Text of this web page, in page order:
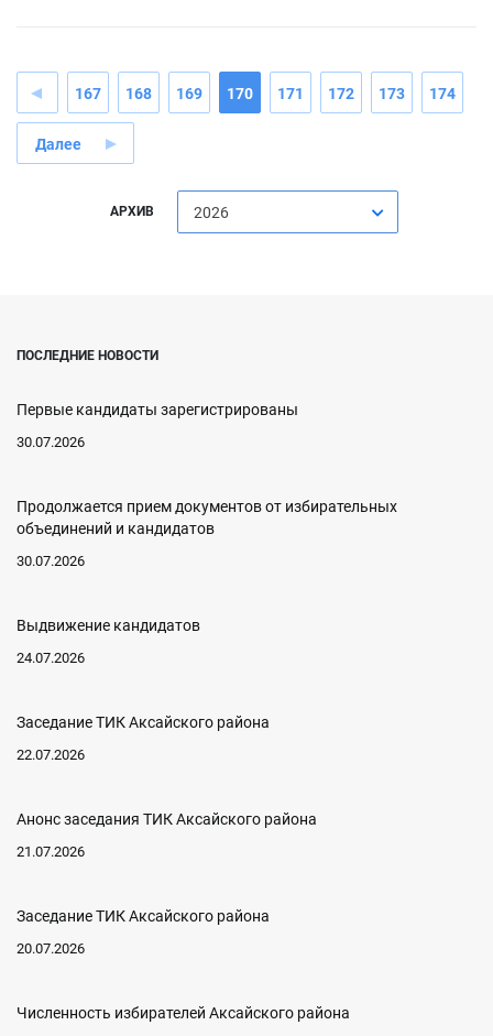
167 168 169 170 171 172 173 174
Далее
АРХИВ 2026
ПОСЛЕДНИЕ НОВОСТИ
Первые кандидаты зарегистрированы
30.07.2026
Продолжается прием документов от избирательных
объединений и кандидатов
30.07.2026
Выдвижение кандидатов
24.07.2026
Заседание ТИК Аксайского района
22.07.2026
Анонс заседания ТИК Аксайского района
21.07.2026
Заседание ТИК Аксайского района
20.07.2026
Численность избирателей Аксайского района